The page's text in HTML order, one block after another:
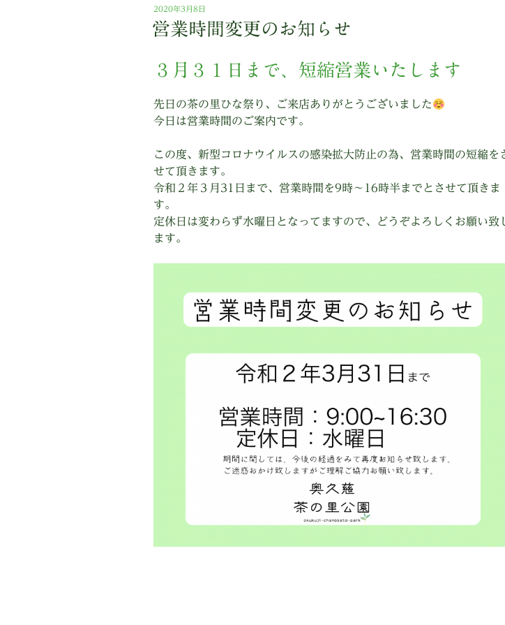
投
稿
日:
2020年3月8日
営業時間変更のお知らせ
３月３１日まで、短縮営業いたします
先日の茶の里ひな祭り、ご来店ありがとうございました
今日は営業時間のご案内です。
この度、新型コロナウイルスの感染拡大防止の為、営業時間の短縮を
せて頂きます。
令和２年３月31日まで、営業時間を9時〜16時半までとさせて頂きま
す。
定休日は変わらず水曜日となってますので、どうぞよろしくお願い致
ます。